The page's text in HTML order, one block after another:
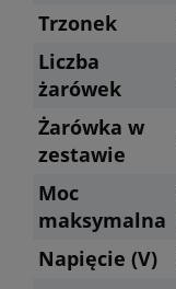
Trzonek
Liczba
żarówek
Żarówka w
zestawie
Moc
maksymalna
Napięcie (V)